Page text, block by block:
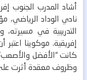
أشاد المدرب الجنوب
نادي الوداد
التدريبية في
إفريقية. موكوينا
كانت “الأفضل
وظروف معقدة أثرت